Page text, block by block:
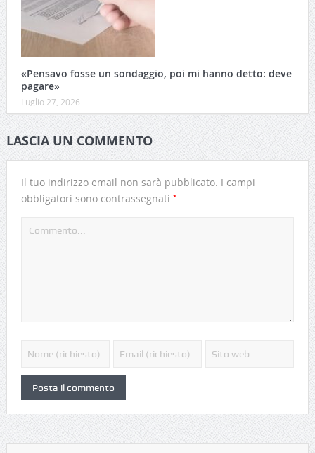
«Pensavo fosse un sondaggio, poi mi hanno detto: deve
pagare»
Luglio 27, 2026
LASCIA UN COMMENTO
Il tuo indirizzo email non sarà pubblicato. I campi
obbligatori sono contrassegnati *